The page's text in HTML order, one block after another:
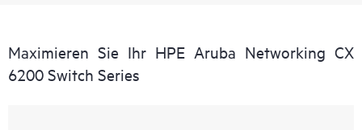
Maximieren Sie Ihr HPE Aruba Networking CX
6200 Switch Series